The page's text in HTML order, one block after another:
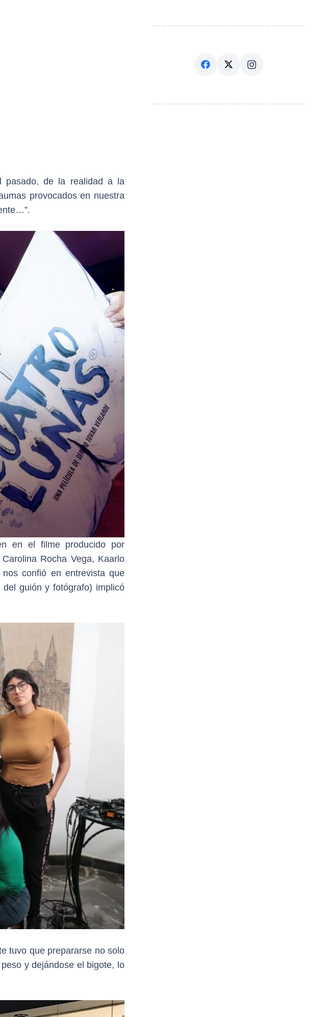
de la realidad a la
provocados en nuestra
en el filme producido por
Rocha Vega, Kaarlo
confió en entrevista que
guión y fotógrafo) implicó
tuvo que prepararse no solo
y dejándose el bigote, lo